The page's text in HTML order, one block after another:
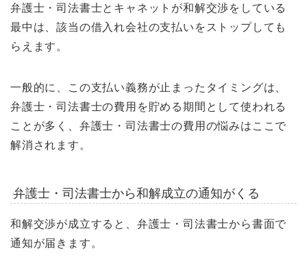
弁護士・司法書士とキャネットが和解交渉をしている
最中は、該当の借入れ会社の支払いをストップしても
らえます。
一般的に、この支払い義務が止まったタイミングは、
弁護士・司法書士の費用を貯める期間として使われる
ことが多く、弁護士・司法書士の費用の悩みはここで
解消されます。
弁護士・司法書士から和解成立の通知がくる
和解交渉が成立すると、弁護士・司法書士から書面で
通知が届きます。